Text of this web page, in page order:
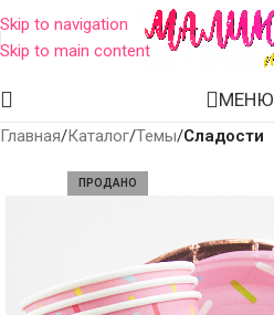
Skip to navigation
Skip to main content
МЕНЮ
Главная Каталог Темы Сладости
ПРОДАНО